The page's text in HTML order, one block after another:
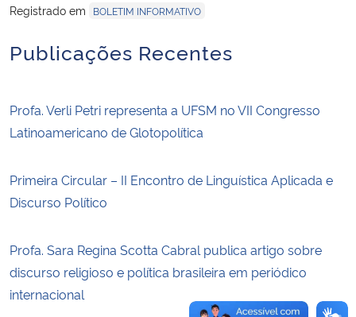
Ministério do Turismo
Ministério do Desenvolvimento Regional
Controladoria-Geral da União
Ministério da Mulher, da Família e dos Direitos Humanos
Secretaria-Geral
Gabinete de Segurança Institucional
Registrado em
BOLETIM INFORMATIVO
Publicações Recentes
Profa. Verli Petri representa a UFSM no VII Congresso
Latinoamericano de Glotopolítica
Primeira Circular – II Encontro de Linguística Aplicada e
Discurso Político
Profa. Sara Regina Scotta Cabral publica artigo sobre
discurso religioso e política brasileira em periódico
internacional